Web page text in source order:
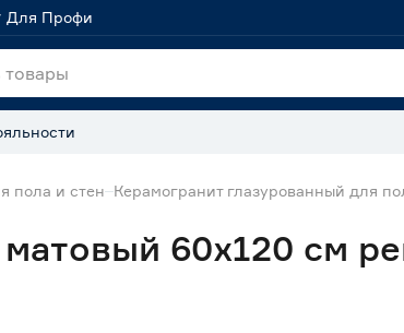
Для Профи
пола и стен Керамогранит глазурованный для
60х120 см